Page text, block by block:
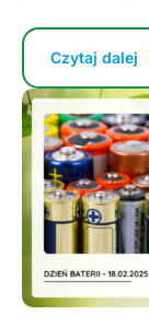
Czytaj dalej